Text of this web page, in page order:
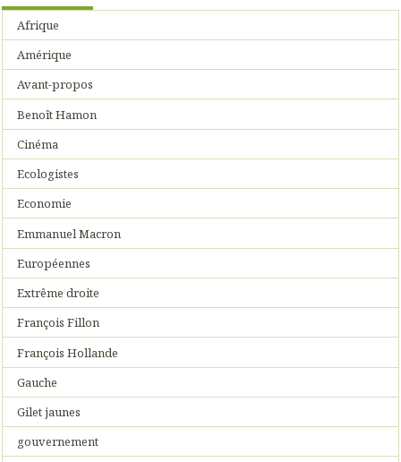
Afrique
Amérique
Avant-propos
Benoît Hamon
Cinéma
Ecologistes
Economie
Emmanuel Macron
Européennes
Extrême droite
François Fillon
François Hollande
Gauche
Gilet jaunes
gouvernement